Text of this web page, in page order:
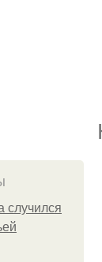
случился